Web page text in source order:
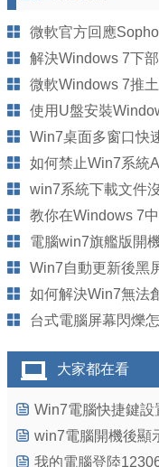
微軟官方回應
解決Windows 7下
微軟Windows 7推
使用U盤安裝
Win7桌面多窗口快
如何禁止Win7系統
win7系統下載文件
教你在Windows 7
電腦win7旗艦版開
Win7自動更新後黑
如何解決Win7無法
台式電腦屏幕閃爍
大家都在看
Win7電腦快捷鍵設
win7電腦開機後顯
我的電腦登陸